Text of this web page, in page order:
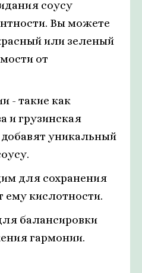
соусу
Вы можете
или зеленый
от
- такие как
и грузинская
уникальный
для сохранения
ему кислотности.
балансировки
гармонии.